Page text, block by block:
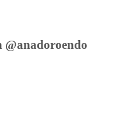
@anadoroendo